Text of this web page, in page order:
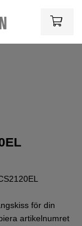
för din
artikelnumret